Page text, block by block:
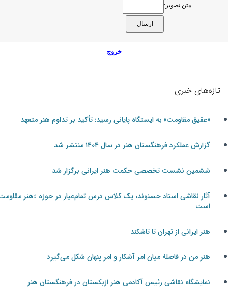
متن تصویر:
خروج
تازه‌های خبری
«عقیق مقاومت» به ایستگاه پایانی رسید؛ تأکید بر تداوم هنر متعهد
گزارش عملکرد فرهنگستان هنر در سال ۱۴۰۴ منتشر شد
ششمین نشست تخصصی حکمت هنر ایرانی برگزار شد
آثار نقاشی استاد حسنوند، یک کلاس درس تمام‌عیار در حوزه «هنر مقاومت»
است
هنر ایرانی از تهران تا تاشکند
هنر من در فاصلۀ میان امر آشکار و امر پنهان شکل می‌گیرد
نمایشگاه نقاشی رئیس آکادمی هنر ازبکستان در فرهنگستان هنر